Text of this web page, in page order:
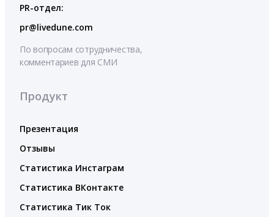
PR-отдел:
pr@livedune.com
По вопросам сотрудничества,
комментариев для СМИ
Продукт
Презентация
Отзывы
Статистика Инстаграм
Статистика ВКонтакте
Статистика Тик Ток